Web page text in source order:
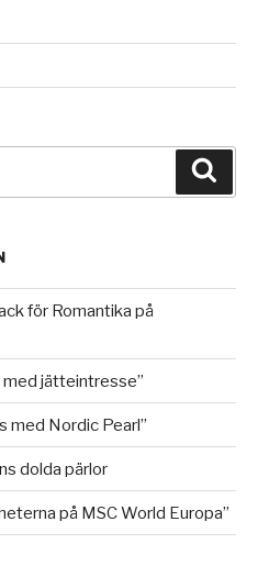
för Romantika på
jätteintresse”
med Nordic Pearl”
dolda pärlor
på MSC World Europa”